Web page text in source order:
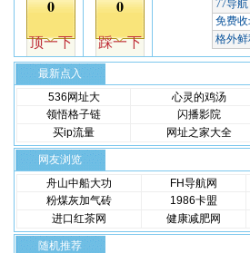
最新点入
536网址大
心灵的鸡汤
领悟格子链
闪播影院
买ip流量
网址之家大全
网友浏览
舟山中船大功
FH导航网
粉煤灰加气砖
1986卡盟
进口红茶网
健康减肥网
随机推荐